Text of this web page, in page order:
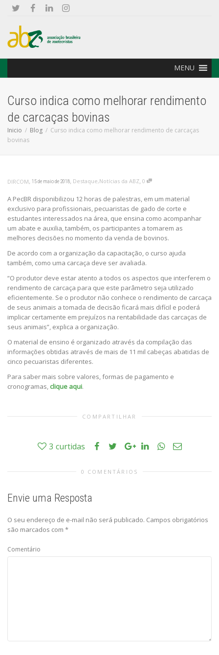
MENU
Curso indica como melhorar rendimento
de carcaças bovinas
Inicio Blog
Curso indica como melhorar rendimento de carcaças
bovinas
DIRCOM, 15 de maio de 2018, Destaque,Notícias da ABZ, 0
A PecBR disponibilizou 12 horas de palestras, em um material
exclusivo para profissionais, pecuaristas de gado de corte e
estudantes interessados na área, que ensina como acompanhar
um abate e auxilia, também, os participantes a tomarem as
melhores decisões no momento da venda de bovinos.
De acordo com a organização da capacitação, o curso ajuda
também, como uma carcaça deve ser avaliada.
“O produtor deve estar atento a todos os aspectos que interferem o
rendimento de carcaça para que este parâmetro seja utilizado
eficientemente. Se o produtor não conhece o rendimento de carcaça
de seus animais a tomada de decisão ficará mais difícil e poderá
implicar certamente em prejuízos na rentabilidade das carcaças de
seus animais”, explica a organização.
O material de ensino é organizado através da compilação das
informações obtidas através de mais de 11 mil cabeças abatidas de
cinco pecuaristas diferentes.
Para saber mais sobre valores, formas de pagamento e
cronogramas, clique aqui.
COMPARTILHAR
3 curtidas
0 COMENTÁRIOS
Envie uma Resposta
O seu endereço de e-mail não será publicado. Campos obrigatórios
são marcados com *
Comentário